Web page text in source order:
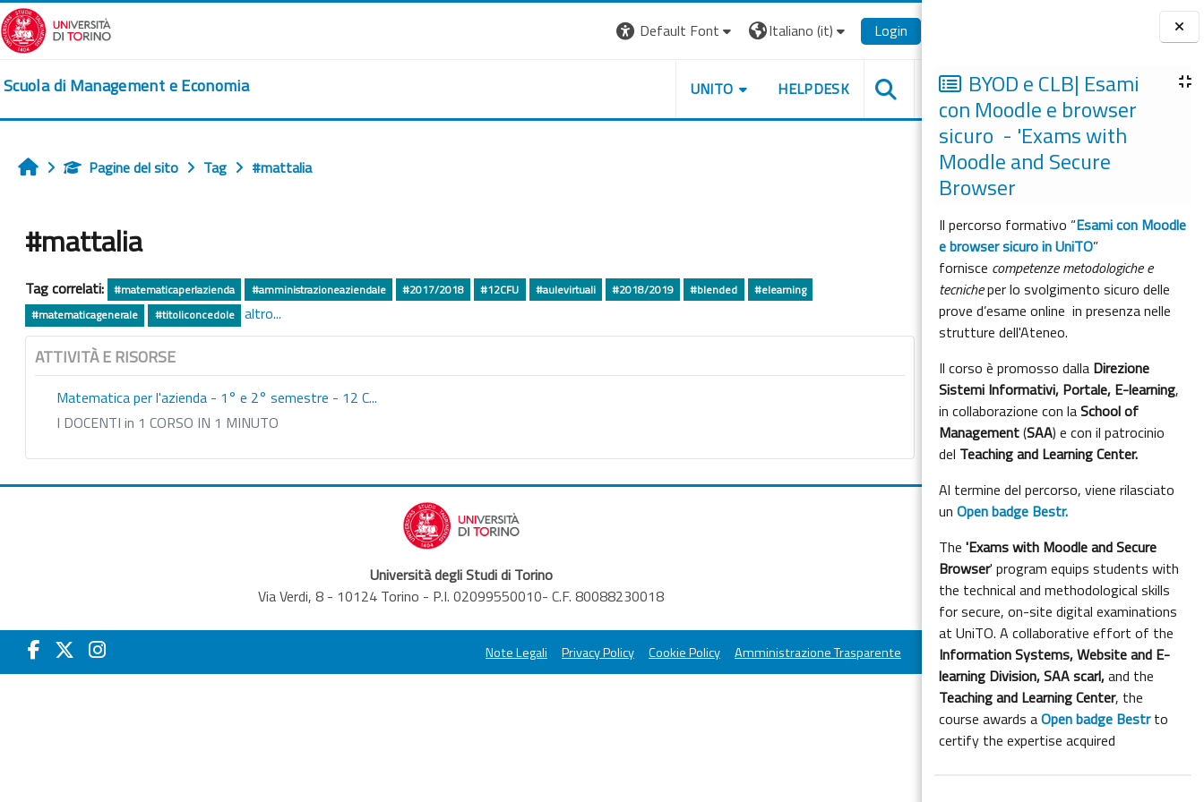
Vai al contenuto principale
Blocchi
BYOD e CLB| Esami
con Moodle e browser
sicuro - 'Exams with
Moodle and Secure
Browser
Il percorso formativo “Esami con Moodle
e browser sicuro in UniTO”
fornisce competenze metodologiche e
tecnicheper lo svolgimento sicuro delle
prove d’esame online in presenza nelle
strutture dell'Ateneo.
Il corso è promosso dalla Direzione
Sistemi Informativi, Portale, E-learning,
in collaborazione con laSchool of
Management(SAA) e con il patrocinio
del Teaching and Learning Center.
Al termine del percorso, viene rilasciato
unOpen badge Bestr.
The'Exams with Moodle and Secure
Browser' program equips students with
the technical and methodological skills
for secure, on-site digital examinations
at UniTO. A collaborative effort of the
Information Systems, Website and E-
learning Division,SAA scarl,and the
Teaching and Learning Center, the
course awards aOpen badge Bestrto
certify the expertise acquired
Default Font Italiano ‎(it)‎ Login
Scuola di Management e Economia UNITO HELPDESK
HomePagine del sito Tag #mattalia
#mattalia
Tag correlati: #matematicaperlazienda #amministrazioneaziendale #2017/2018 #12CFU #aulevirtuali #2018/2019 #blended
#elearning
#matematicagenerale
#titoliconcedole altro...
ATTIVITÀ E RISORSE
Matematica per l'azienda - 1° e 2° semestre - 12 C...
I DOCENTI in 1 CORSO IN 1 MINUTO
Università degli Studi di Torino
Via Verdi, 8 - 10124 Torino - P.I. 02099550010- C.F. 80088230018
Note Legali Privacy Policy Cookie Policy Amministrazione Trasparente